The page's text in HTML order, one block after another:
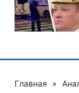
Главная »